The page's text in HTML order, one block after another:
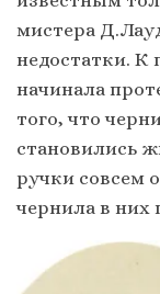
мистера
недостатки. К
начинала
того, что
становились
ручки совсем
чернила в них